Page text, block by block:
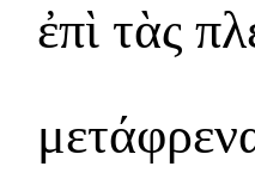
ἐπὶ τὰς